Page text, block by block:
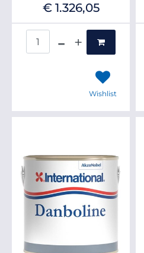
€ 1.326,05
Wishlist